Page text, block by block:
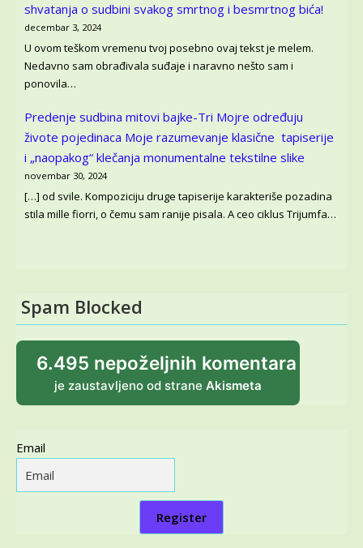
shvatanja o sudbini svakog smrtnog i besmrtnog bića!
decembar 3, 2024
U ovom teškom vremenu tvoj posebno ovaj tekst je melem.
Nedavno sam obrađivala suđaje i naravno nešto sam i
ponovila…
Predenje sudbina mitovi bajke-Tri Mojre određuju
živote pojedinaca Moje razumevanje klasične tapiserije
i „naopakog“ klečanja monumentalne tekstilne slike
novembar 30, 2024
[…] od svile. Kompoziciju druge tapiserije karakteriše pozadina
stila mille fiorri, o čemu sam ranije pisala. A ceo ciklus Trijumfa…
Spam Blocked
6.495 nepoželjnih komentara
je zaustavljeno od strane Akismeta
Email
Register